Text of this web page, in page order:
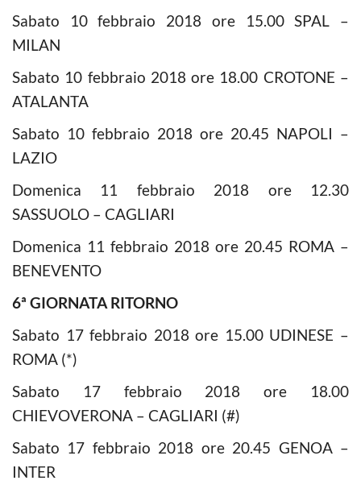
Sabato 10 febbraio 2018 ore 15.00 SPAL –
MILAN
Sabato 10 febbraio 2018 ore 18.00 CROTONE –
ATALANTA
Sabato 10 febbraio 2018 ore 20.45 NAPOLI –
LAZIO
Domenica 11 febbraio 2018 ore 12.30
SASSUOLO – CAGLIARI
Domenica 11 febbraio 2018 ore 20.45 ROMA –
BENEVENTO
6ª GIORNATA RITORNO
Sabato 17 febbraio 2018 ore 15.00 UDINESE –
ROMA (*)
Sabato 17 febbraio 2018 ore 18.00
CHIEVOVERONA – CAGLIARI (#)
Sabato 17 febbraio 2018 ore 20.45 GENOA –
INTER